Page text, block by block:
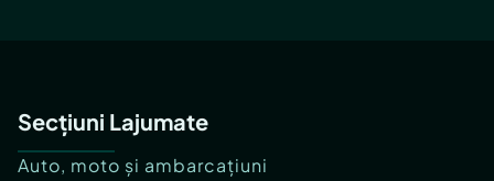
Secțiuni Lajumate
Auto, moto și ambarcațiuni